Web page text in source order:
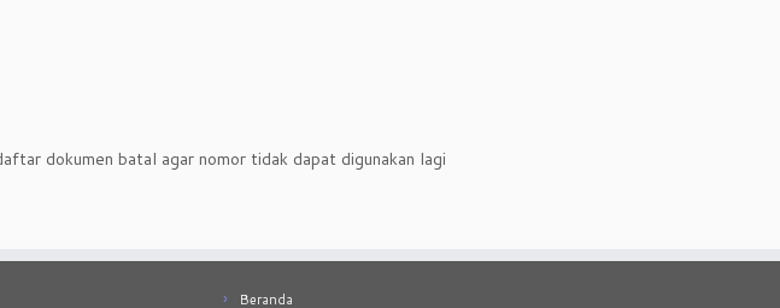
dokumen batal agar nomor tidak dapat digunakan lagi
Beranda